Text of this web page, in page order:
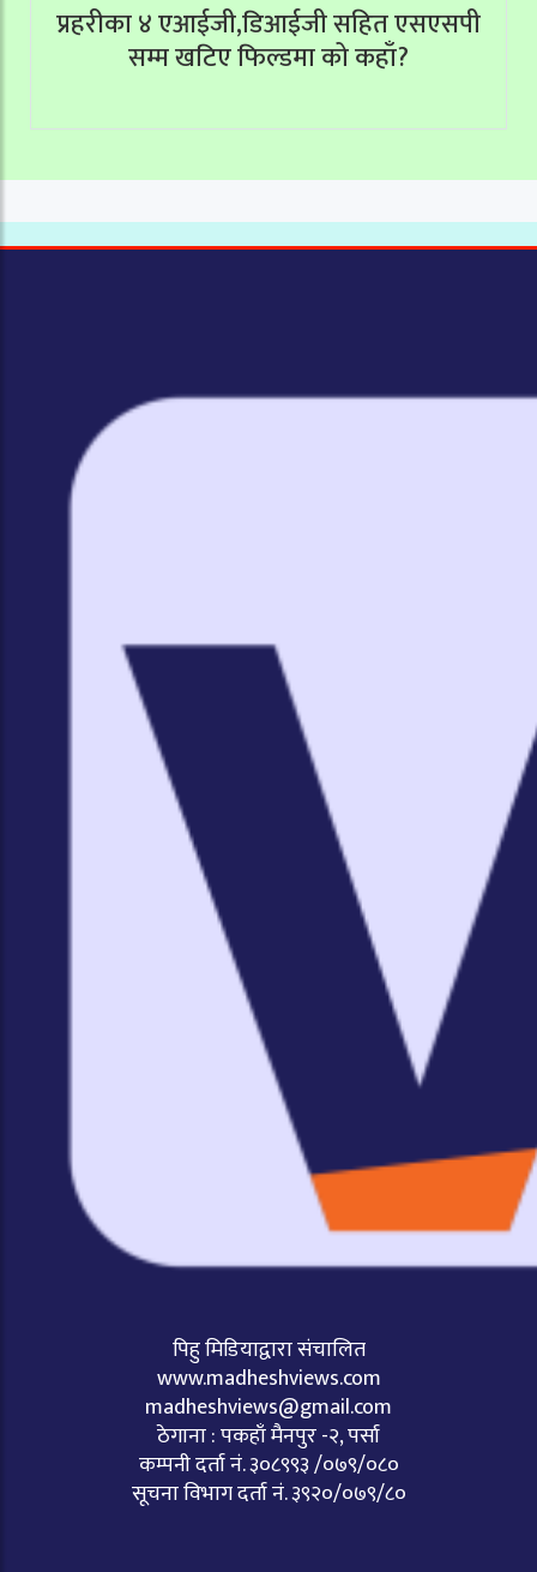
प्रहरीका ४ एआईजी,डिआईजी सहित एसएसपी
सम्म खटिए फिल्डमा को कहाँ?
पिहु मिडियाद्वारा संचालित
www.madheshviews.com
madheshviews@gmail.com
ठेगाना : पकहाँ मैनपुर -२, पर्सा
कम्पनी दर्ता नं. ३०८९९३ /०७९/०८०
सूचना विभाग दर्ता नं. ३९२०/०७९/८०